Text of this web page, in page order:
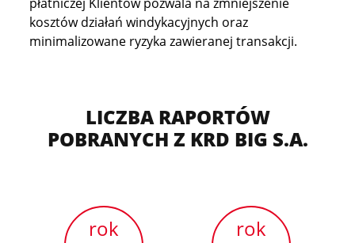
kosztów działań windykacyjnych oraz
minimalizowane ryzyka zawieranej transakcji.
LICZBA RAPORTÓW
POBRANYCH Z KRD BIG S.A.
rok
rok